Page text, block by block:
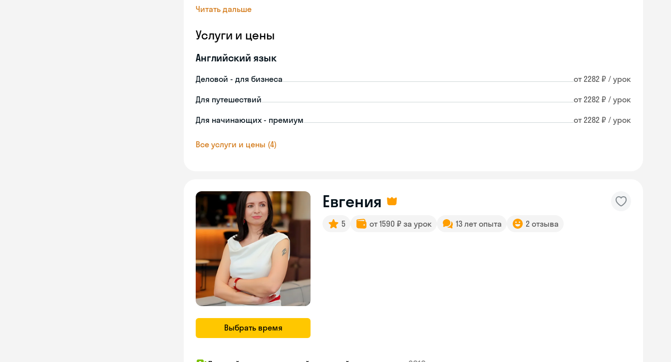
Читать дальше
Услуги и цены
Английский язык
Деловой - для бизнеса от 2282 ₽ / урок
Для путешествий от 2282 ₽ / урок
Для начинающих - премиум от 2282 ₽ / урок
Все услуги и цены (4)
Выбрать время
Евгения
5 от 1590 ₽ за урок 13 лет опыта 2 отзыва